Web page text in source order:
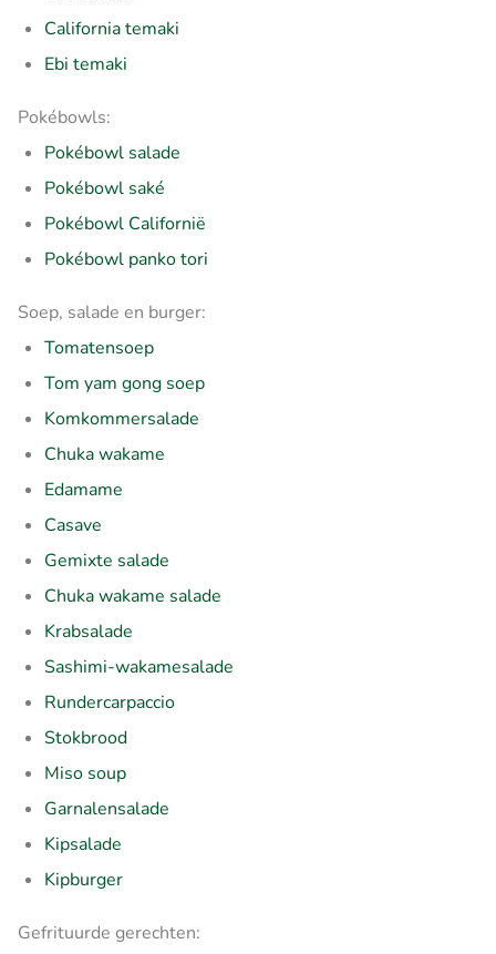
California temaki
Ebi temaki
Pokébowls:
Pokébowl salade
Pokébowl saké
Pokébowl Californië
Pokébowl panko tori
Soep, salade en burger:
Tomatensoep
Tom yam gong soep
Komkommersalade
Chuka wakame
Edamame
Casave
Gemixte salade
Chuka wakame salade
Krabsalade
Sashimi-wakamesalade
Rundercarpaccio
Stokbrood
Miso soup
Garnalensalade
Kipsalade
Kipburger
Gefrituurde gerechten: